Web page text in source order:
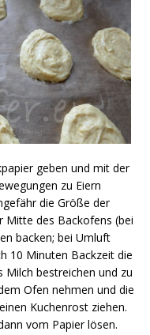
geben und mit der
zu Eiern
die Größe der
Mitte des Backofens (bei
backen; bei Umluft
10 Minuten Backzeit die
bestreichen und zu
Ofen nehmen und die
Kuchenrost ziehen.
vom Papier lösen.